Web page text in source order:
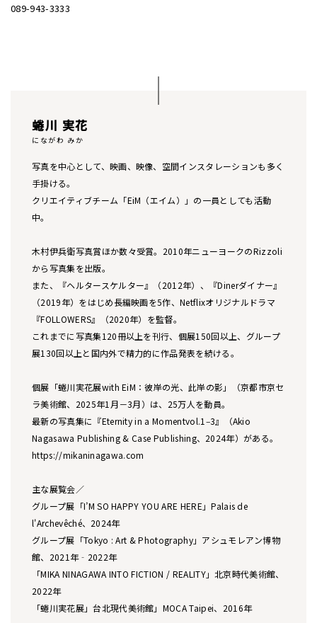
089-943-3333
蜷川 実花
にながわ みか
写真を中心として、映画、映像、空間インスタレーションも多く
手掛ける。
クリエイティブチーム「EiM（エイム）」の一員としても活動
中。
木村伊兵衛写真賞ほか数々受賞。2010年ニューヨークのRizzoli
から写真集を出版。
また、『ヘルタースケルター』（2012年）、『Dinerダイナー』
（2019年）をはじめ長編映画を5作、Netflixオリジナルドラマ
『FOLLOWERS』（2020年）を監督。
これまでに写真集120冊以上を刊行、個展150回以上、グループ
展130回以上と国内外で精力的に作品発表を続ける。
個展「蜷川実花展with EiM：彼岸の光、此岸の影」（京都市京セ
ラ美術館、2025年1月－3月）は、25万人を動員。
最新の写真集に『Eternity in a Momentvol.1‒3』（Akio
Nagasawa Publishing & Case Publishing、2024年）がある。
https://mikaninagawa.com
主な展覧会／
グループ展「I’M SO HAPPY YOU ARE HERE」Palais de
l'Archevêché、2024年
グループ展「Tokyo : Art & Photography」アシュモレアン博物
館、2021年‐2022年
「MIKA NINAGAWA INTO FICTION / REALITY」北京時代美術館、
2022年
「蜷川実花展」台北現代美術館」MOCA Taipei、2016年